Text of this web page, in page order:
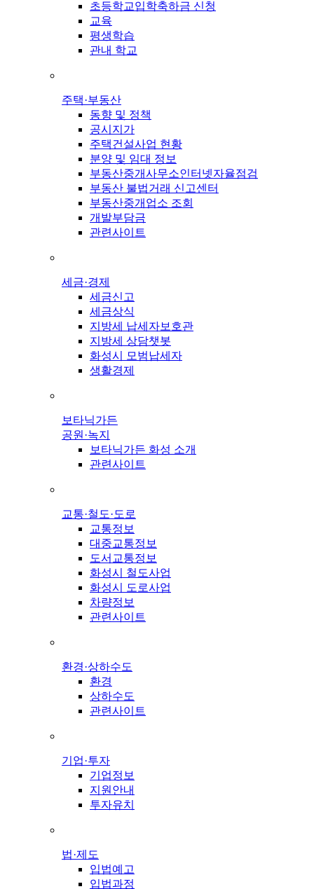
초등학교입학축하금 신청
교육
평생학습
관내 학교
주택·부동산
동향 및 정책
공시지가
주택건설사업 현황
분양 및 임대 정보
부동산중개사무소인터넷자율점검
부동산 불법거래 신고센터
부동산중개업소 조회
개발부담금
관련사이트
세금·경제
세금신고
세금상식
지방세 납세자보호관
지방세 상담챗봇
화성시 모범납세자
생활경제
보타닉가든
공원·녹지
보타닉가든 화성 소개
관련사이트
교통·철도·도로
교통정보
대중교통정보
도서교통정보
화성시 철도사업
화성시 도로사업
차량정보
관련사이트
환경·상하수도
환경
상하수도
관련사이트
기업·투자
기업정보
지원안내
투자유치
법·제도
입법예고
입법과정